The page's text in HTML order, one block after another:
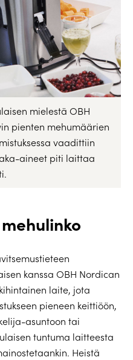
mielestä OBH
pienten mehumäärien
vaadittiin
aineet piti laittaa
kanssa OBH Nordican
laite, jota
pieneen keittiöön,
asuntoon tai
tuntuma laitteesta
Heistä